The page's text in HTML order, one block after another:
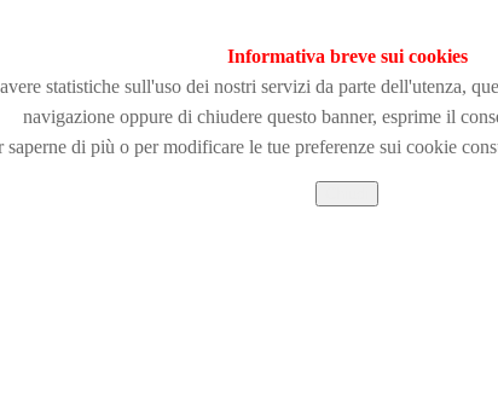
Informativa breve sui cookies
statistiche sull'uso dei nostri servizi da parte dell'utenza,
navigazione oppure di chiudere questo banner, esprime il
saperne di più o per modificare le tue preferenze sui cookie